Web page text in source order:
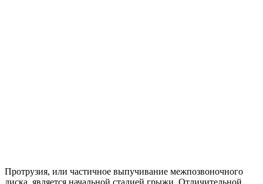
Протрузия, или частичное выпучивание межпозвоночного
диска, является начальной стадией грыжи. Отличительной